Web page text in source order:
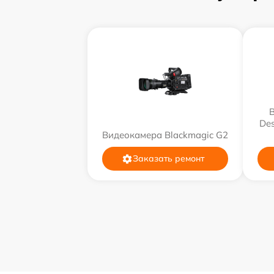
Видеокамера Blackmagic G2
Заказать ремонт